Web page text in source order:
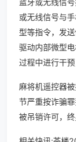
或无线信号与
型等指令，发
驱动内部微型
过程中进行干预
麻将机遥控器
节严重按诈骗
被吊销许可，终